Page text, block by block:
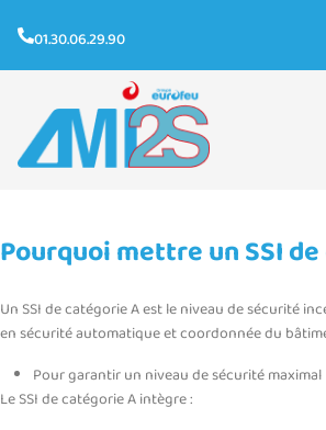
01.30.06.29.90
Pourquoi mettre un SSI
Un SSI de catégorie A est le niveau de sécurité
en sécurité automatique et coordonnée du
Pour garantir un niveau de sécurité maximal
Le SSI de catégorie A intègre :